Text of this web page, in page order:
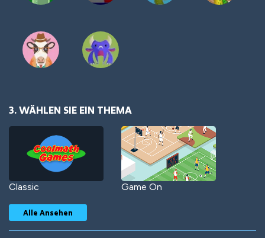
3. WÄHLEN SIE EIN THEMA
Classic Game On
Alle Ansehen